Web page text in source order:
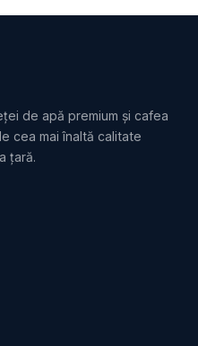
de apă premium și cafea
cea mai înaltă calitate
țară.